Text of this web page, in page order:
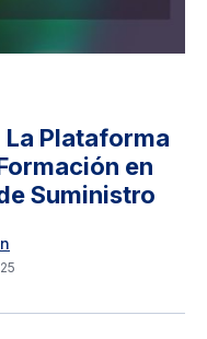
La Plataforma
en
Suministro